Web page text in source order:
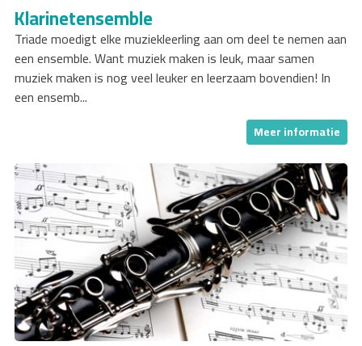
Klarinetensemble
Triade moedigt elke muziekleerling aan om deel te nemen aan
een ensemble. Want muziek maken is leuk, maar samen
muziek maken is nog veel leuker en leerzaam bovendien! In
een ensemb...
Meer informatie